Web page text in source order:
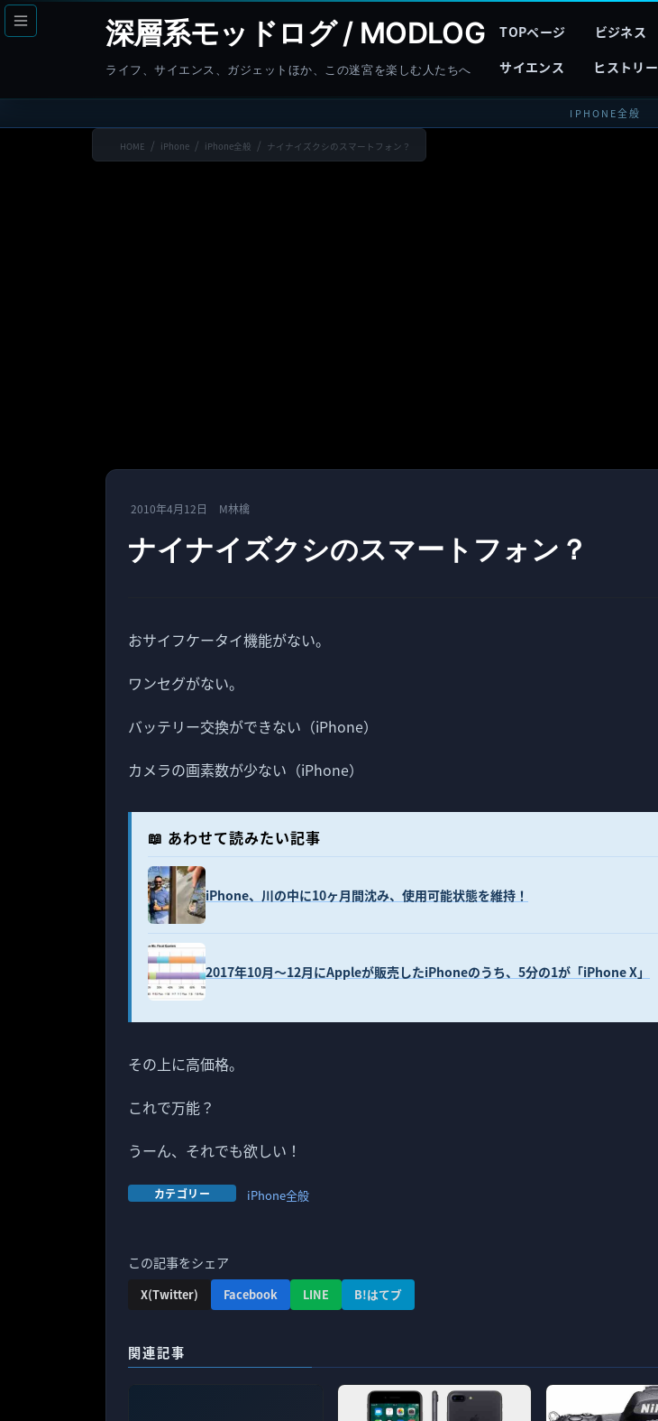
コ
ン
へ
ナ
ビ
ョ
深層系モッドログ / MODLOG
ライフ、サイエンス、ガジェットほか、この迷宮を楽しむ人たちへ
TOPページ ビジネス
サイエンス
ヒストリー
IPHONE全般
HOME iPhone iPhone全般 ナイナイズクシのスマートフォン？
2010年4月12日 M林檎
ナイナイズクシのスマートフォン？
おサイフケータイ機能がない。
ワンセグがない。
バッテリー交換ができない（iPhone）
カメラの画素数が少ない（iPhone）
📖 あわせて読みたい記事
iPhone、川の中に10ヶ月間沈み、使用可能状態を維持！
2017年10月〜12月にAppleが販売したiPhoneのうち、5分の1が「iPhone X」
その上に高価格。
これで万能？
うーん、それでも欲しい！
カテゴリー iPhone全般
この記事をシェア
X(Twitter) Facebook LINE B!はてブ
関連記事